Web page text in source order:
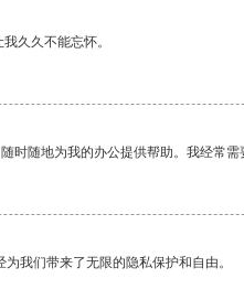
久久不能忘怀。
时随地为我的办公提供帮助。我经常
我们带来了无限的隐私保护和自由。